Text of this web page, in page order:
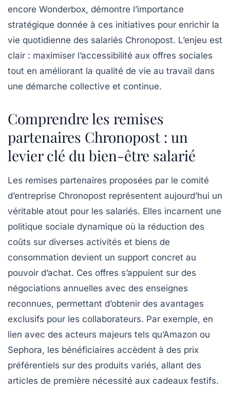
encore Wonderbox, démontre l’importance
stratégique donnée à ces initiatives pour enrichir la
vie quotidienne des salariés Chronopost. L’enjeu est
clair : maximiser l’accessibilité aux offres sociales
tout en améliorant la qualité de vie au travail dans
une démarche collective et continue.
Comprendre les remises
partenaires Chronopost : un
levier clé du bien-être salarié
Les remises partenaires proposées par le comité
d’entreprise Chronopost représentent aujourd’hui un
véritable atout pour les salariés. Elles incarnent une
politique sociale dynamique où la réduction des
coûts sur diverses activités et biens de
consommation devient un support concret au
pouvoir d’achat. Ces offres s’appuient sur des
négociations annuelles avec des enseignes
reconnues, permettant d’obtenir des avantages
exclusifs pour les collaborateurs. Par exemple, en
lien avec des acteurs majeurs tels qu’Amazon ou
Sephora, les bénéficiaires accèdent à des prix
préférentiels sur des produits variés, allant des
articles de première nécessité aux cadeaux festifs.